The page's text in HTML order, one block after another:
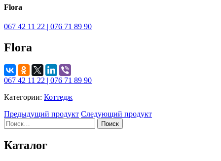
Flora
067 42 11 22 | 076 71 89 90
Flora
067 42 11 22 | 076 71 89 90
Категории: Коттедж
Предыдущий продукт Следующий продукт
Найти:
Каталог